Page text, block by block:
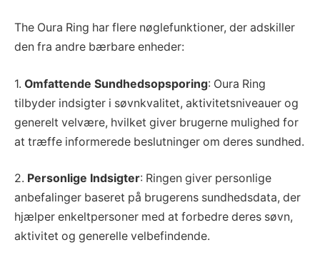
The Oura Ring har flere nøglefunktioner, der adskiller
den fra andre bærbare enheder:
1. Omfattende Sundhedsopsporing: Oura Ring
tilbyder indsigter i søvnkvalitet, aktivitetsniveauer og
generelt velvære, hvilket giver brugerne mulighed for
at træffe informerede beslutninger om deres sundhed.
2. Personlige Indsigter: Ringen giver personlige
anbefalinger baseret på brugerens sundhedsdata, der
hjælper enkeltpersoner med at forbedre deres søvn,
aktivitet og generelle velbefindende.